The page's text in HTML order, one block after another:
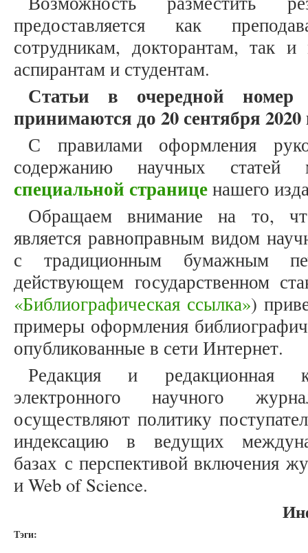
предоставляется как
сотрудникам, докторантам, так
аспирантам и студентам.
Статьи в очередной
принимаются до 20 сентября 2020
С правилами оформления
содержанию научных
специальной страниценашего
Обращаем внимание на то,
является равноправным видом
с традиционным бумажным
действующем государственном
«Библиографическая ссылка»)
примеры оформления
опубликованные в сети Интернет.
Редакция и редакционная
электронного научного
осуществляют политику
индексацию в ведущих
базах с перспективой включения
и Web of Science.
Тэги: